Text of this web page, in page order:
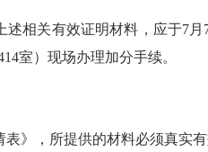
述相关有效证明材料，应于7月
室）现场办理加分手续。
表》，所提供的材料必须真实